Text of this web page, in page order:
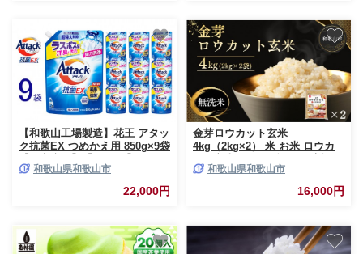
【和歌山工場製造】花王 アタッ
ク抗菌EX つめかえ用 850g×9袋
和歌山県和歌山市
22,000円
金芽ロウカット玄米
4kg（2kg×2） 米 お米 ロウカ
コメ 無洗米 金芽玄米 おすすめ
玄米 和歌山県 和歌山市
和歌山県和歌山市
16,000円